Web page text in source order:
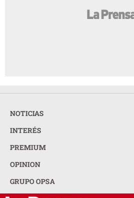
NOTICIAS
INTERÉS
PREMIUM
OPINION
GRUPO OPSA